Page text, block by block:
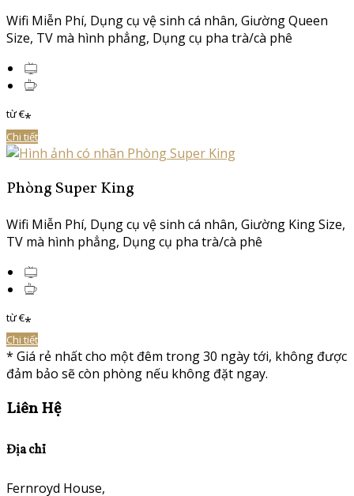
Wifi Miễn Phí, Dụng cụ vệ sinh cá nhân, Giường Queen
Size, TV mà hình phẳng, Dụng cụ pha trà/cà phê
từ€*
Chi tiết
Phòng Super King
Wifi Miễn Phí, Dụng cụ vệ sinh cá nhân, Giường King Size,
TV mà hình phẳng, Dụng cụ pha trà/cà phê
từ€*
Chi tiết
* Giá rẻ nhất cho một đêm trong 30 ngày tới, không được
đảm bảo sẽ còn phòng nếu không đặt ngay.
Liên Hệ
Địa chỉ
Fernroyd House,